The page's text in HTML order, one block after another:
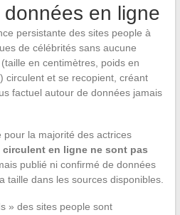
en ligne
persistante des sites people à
de célébrités sans aucune
en centimètres, poids en
circulent et se recopient, créant
factuel autour de données jamais
la majorité des actrices
en ligne ne sont pas
publié ni confirmé de données
taille dans les sources disponibles.
» des sites people sont